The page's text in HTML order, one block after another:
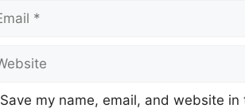
Save my name, email, and website